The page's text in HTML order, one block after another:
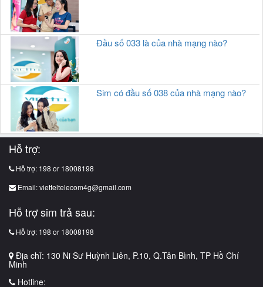
Đầu số 033 là của nhà mạng nào?
Sim có đầu số 038 của nhà mạng nào?
Hỗ trợ:
Hỗ trợ: 198 or 18008198
Email:vietteltelecom4g@gmail.com
Hỗ trợ sim trả sau:
Hỗ trợ: 198 or 18008198
Địa chỉ: 130 Ni Sư Huỳnh Liên, P.10, Q.Tân Bình, TP Hồ Chí
Minh
Hotline: